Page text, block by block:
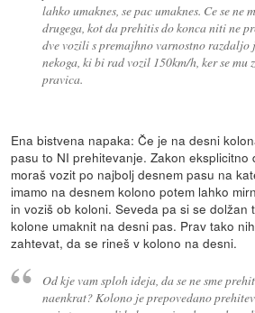
lahko umaknes, se pac umaknes. Ce se ne
drugega, kot da prehitis do konca niti ne
dve vozili s premajhno varnostno razdaljo
nekoga, ki bi rad vozil 150km/h, ker se mu
pravica.
Ena bistvena napaka: Če je na desni
pasu to NI prehitevanje. Zakon
moraš vozit po najbolj desnem pasu na
imamo na desnem kolono potem lahko
in voziš ob koloni. Seveda pa si se dolžan
kolone umaknit na desni pas. Prav tako
zahtevat, da se rineš v kolono na desni.
Od kje vam sploh ideja, da se ne sme
naenkrat? Kolono je prepovedano